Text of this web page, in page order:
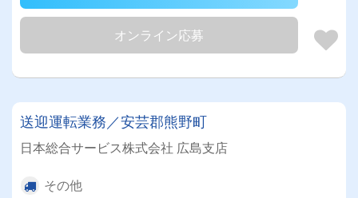
オンライン応募
送迎運転業務／安芸郡熊野町
日本総合サービス株式会社 広島支店
その他